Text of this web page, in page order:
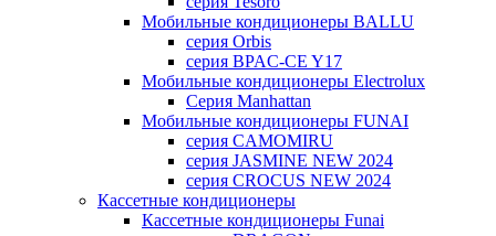
Мобильные кондиционеры BALLU
серия Orbis
серия BPAC-CE Y17
Мобильные кондиционеры Electrolux
Cерия Manhattan
Мобильные кондиционеры FUNAI
серия CAMOMIRU
серия JASMINE NEW 2024
серия CROCUS NEW 2024
Кассетные кондиционеры
Кассетные кондиционеры Funai